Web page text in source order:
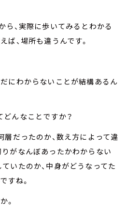
ら、実際に歩いてみるとわかる
ば、場所も違うんです。
にわからないことが結構あるん
んなことですか？
層だったのか、数え方によって違
がなんぼあったかわからない
いたのか、中身がどうなってた
すね。
。